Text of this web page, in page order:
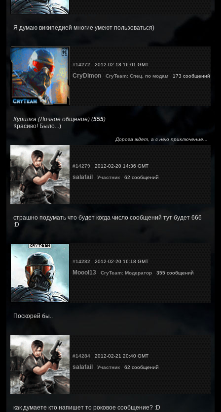
Я думаю википедией многие умеют пользоваться)
#14272 2012-02-18 16:01 GMT
CryDimon CryTeam: Спец. по модам 173 сообщений
Курилка (Личное общение) (555)
Красиво! Было...)
Дорога ждет, а с нею приключение...
#14279 2012-02-20 14:36 GMT
salafail Участник 62 сообщений
страшно подумать что будет когда число сообщений тут будет 666
:D
#14282 2012-02-20 16:18 GMT
Moool13 CryTeam: Модератор 355 сообщений
Поскорей бы..
#14284 2012-02-21 20:40 GMT
salafail Участник 62 сообщений
как думаете кто напишет то роковое сообщение? :D